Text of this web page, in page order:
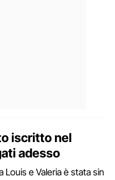
iscritto nel
adesso
Louis e Valeria è stata sin